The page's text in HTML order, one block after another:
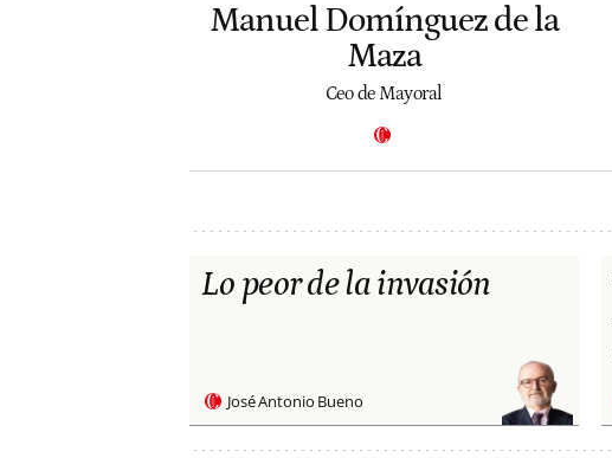
Manuel Domínguez de la
Maza
Ceo de Mayoral
Lo peor de la invasión
José Antonio Bueno